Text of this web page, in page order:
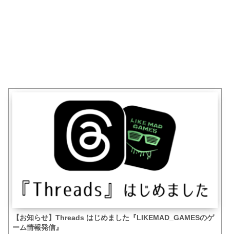
【お知らせ】Threads はじめました『LIKEMAD_GAMESのゲ
ーム情報発信』